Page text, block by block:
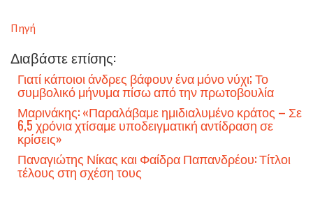
Πηγή
Διαβάστε επίσης:
Γιατί κάποιοι άνδρες βάφουν ένα μόνο νύχι; Το
συμβολικό μήνυμα πίσω από την πρωτοβουλία
Μαρινάκης: «Παραλάβαμε ημιδιαλυμένο κράτος – Σε
6,5 χρόνια χτίσαμε υποδειγματική αντίδραση σε
κρίσεις»
Παναγιώτης Νίκας και Φαίδρα Παπανδρέου: Τίτλοι
τέλους στη σχέση τους